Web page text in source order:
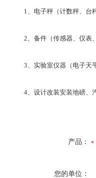
1、电子秤（计数秤、台
2、备件（传感器、仪表
3、实验室仪器（电子天
4、设计改装安装地磅、
产品：
您的单位：